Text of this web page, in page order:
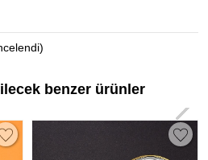
benzer ürünler